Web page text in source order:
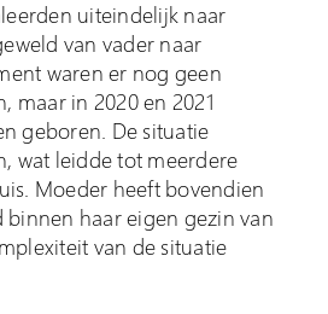
uiteindelijk naar
van vader naar
waren er nog geen
maar in 2020 en 2021
geboren. De situatie
wat leidde tot meerdere
Moeder heeft bovendien
haar eigen gezin van
van de situatie